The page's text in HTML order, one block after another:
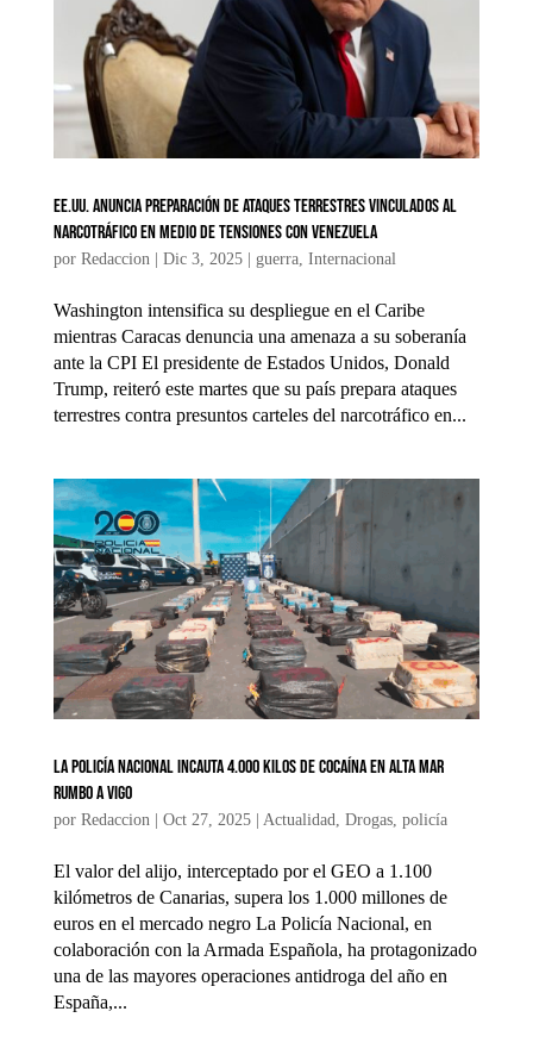
EE.UU. anuncia preparación de ataques terrestres vinculados al
narcotráfico en medio de tensiones con Venezuela
por Redaccion| Dic 3, 2025| guerra, Internacional
Washington intensifica su despliegue en el Caribe
mientras Caracas denuncia una amenaza a su soberanía
ante la CPI El presidente de Estados Unidos, Donald
Trump, reiteró este martes que su país prepara ataques
terrestres contra presuntos carteles del narcotráfico en...
La Policía Nacional incauta 4.000 kilos de cocaína en alta mar
rumbo a Vigo
por Redaccion Oct 27, 2025| Actualidad Drogas, policía
El valor del alijo, interceptado por el GEO a 1.100
kilómetros de Canarias, supera los 1.000 millones de
euros en el mercado negro La Policía Nacional, en
colaboración con la Armada Española, ha protagonizado
una de las mayores operaciones antidroga del año en
España,...